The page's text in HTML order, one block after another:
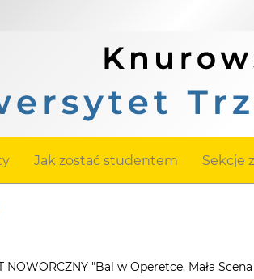
Jak zostać studentem Sekcje
"Bal w Operetce. Mała